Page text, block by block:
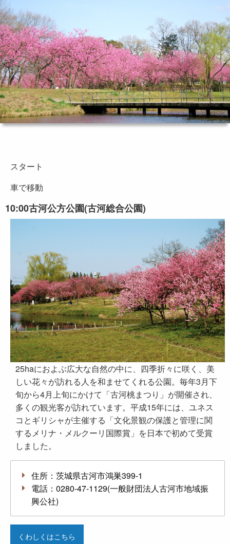
スタート
車で移動
10:00古河公方公園(古河総合公園)
25haにおよぶ広大な自然の中に、四季折々に咲く、美
しい花々が訪れる人を和ませてくれる公園。毎年3月下
旬から4月上旬にかけて「古河桃まつり」が開催され、
多くの観光客が訪れています。平成15年には、ユネス
コとギリシャが主催する「文化景観の保護と管理に関
するメリナ・メルクーリ国際賞」を日本で初めて受賞
しました。
住所：茨城県古河市鴻巣399-1
電話：0280-47-1129(一般財団法人古河市地域振
興公社)
くわしくはこちら